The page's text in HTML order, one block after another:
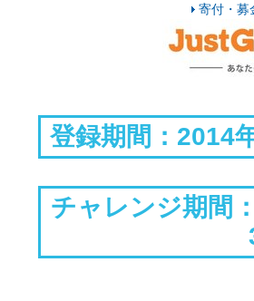
寄付・募
登録期間：2014
チャレンジ期間